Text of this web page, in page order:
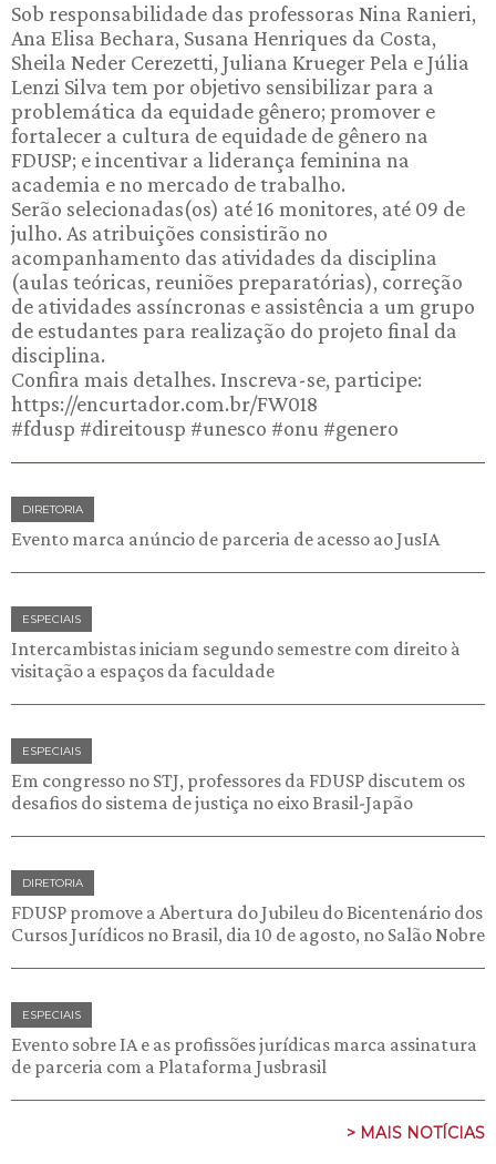
Sob responsabilidade das professoras Nina Ranieri,
Ana Elisa Bechara, Susana Henriques da Costa,
Sheila Neder Cerezetti, Juliana Krueger Pela e Júlia
Lenzi Silva tem por objetivo sensibilizar para a
problemática da equidade gênero; promover e
fortalecer a cultura de equidade de gênero na
FDUSP; e incentivar a liderança feminina na
academia e no mercado de trabalho.
Serão selecionadas(os) até 16 monitores, até 09 de
julho. As atribuições consistirão no
acompanhamento das atividades da disciplina
(aulas teóricas, reuniões preparatórias), correção
de atividades assíncronas e assistência a um grupo
de estudantes para realização do projeto final da
disciplina.
Confira mais detalhes. Inscreva-se, participe:
https://encurtador.com.br/FW018
#fdusp #direitousp #unesco #onu #genero
DIRETORIA
Evento marca anúncio de parceria de acesso ao JusIA
ESPECIAIS
Intercambistas iniciam segundo semestre com direito à
visitação a espaços da faculdade
ESPECIAIS
Em congresso no STJ, professores da FDUSP discutem os
desafios do sistema de justiça no eixo Brasil-Japão
DIRETORIA
FDUSP promove a Abertura do Jubileu do Bicentenário dos
Cursos Jurídicos no Brasil, dia 10 de agosto, no Salão Nobre
ESPECIAIS
Evento sobre IA e as profissões jurídicas marca assinatura
de parceria com a Plataforma Jusbrasil
> MAIS NOTÍCIAS